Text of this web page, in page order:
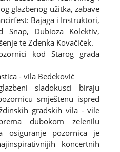
glazbenog užitka, zabave
Bajaga i Instruktori,
Snap, Dubioza Kolektiv,
te Zdenka Kovačiček.
kod Starog grada
- vila Bedeković
sladokusci biraju
smještenu ispred
gradskih vila - vile
dubokom zelenilu
osiguranje pozornica je
koncertnih